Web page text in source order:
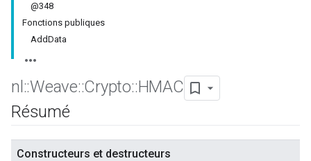
@348
Fonctions publiques
AddData
nl ::Weave::Crypto::HMAC
Résumé
Constructeurs et destructeurs